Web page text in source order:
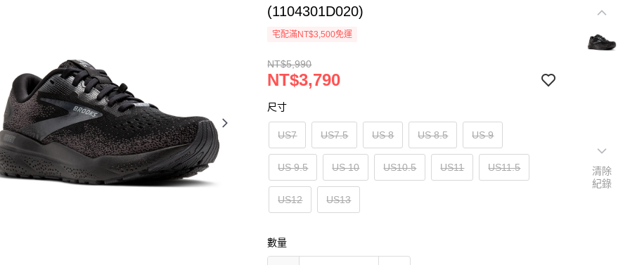
(1104301D020)
宅配滿NT$3,500免運
NT$5,990
NT$3,790
尺寸
US7 US7.5 US 8 US 8.5 US 9
US 9.5 US 10 US10.5 US11 US11.5
US12 US13
數量
清除
紀錄